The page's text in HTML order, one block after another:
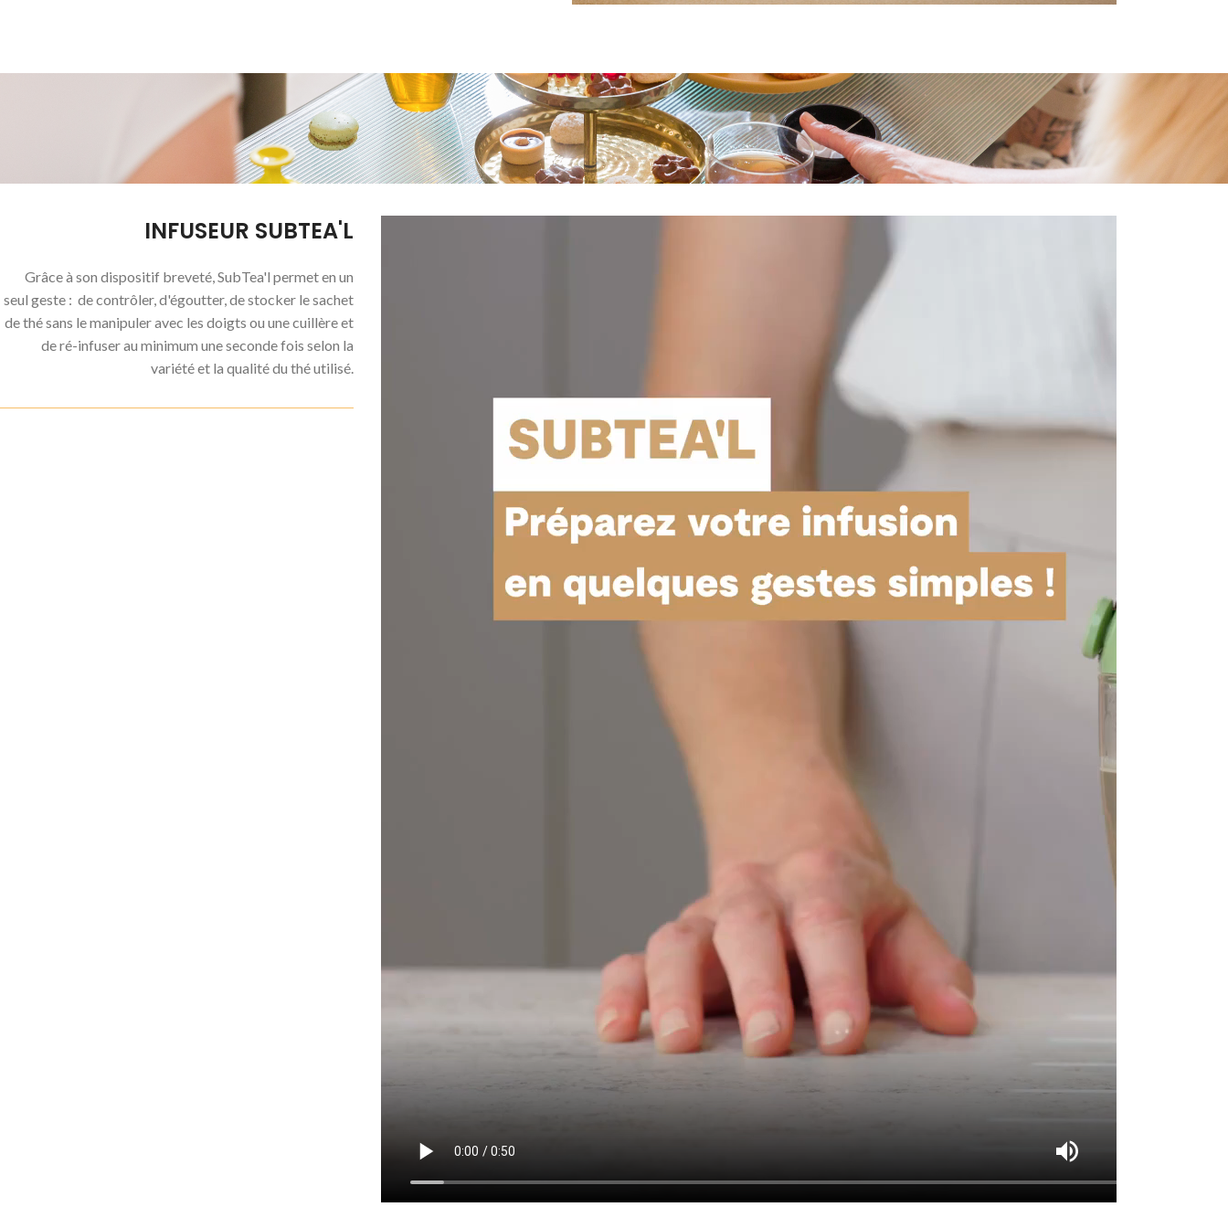
LOVESUBTEAL
Offre limitée 💘
Profite de
-10%sur les
packs SubTea’l Pop
avec le code
LOVESUBTEAL
Offre limitée 💘
Profite de-10%sur les
packs SubTea’l Pop
avec le code
LOVESUBTEAL
Offre limitée 💘
Profite de-10%sur les
packs SubTea’l Pop
avec le code
LOVESUBTEAL
INFUSEUR SUBTEA'L
Grâce à son dispositif breveté, SubTea'l permet en un
seul geste : de contrôler, d'égoutter, de stocker le sachet
de thé sans le manipuler avec les doigts ou une cuillère et
de ré-infuser au minimum une seconde fois selon la
variété et la qualité du thé utilisé.